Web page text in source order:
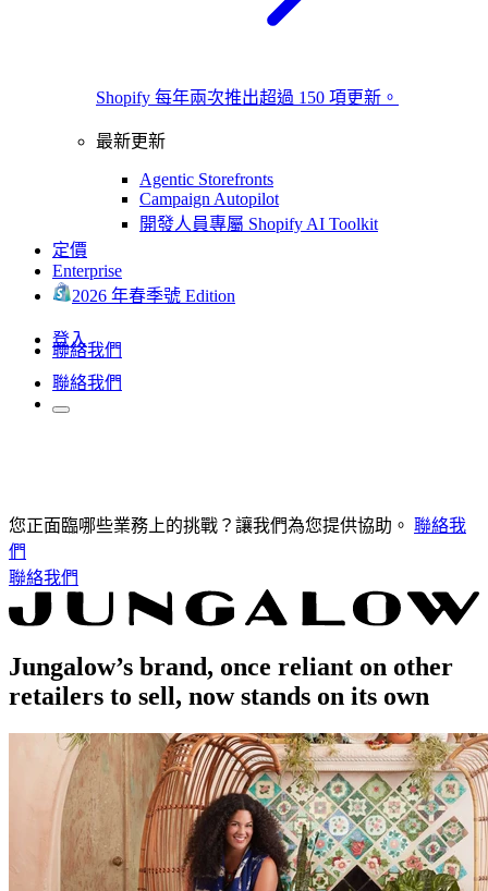
Shopify 每年兩次推出超過 150 項更新。
最新更新
Agentic Storefronts
Campaign Autopilot
開發人員專屬 Shopify AI Toolkit
定價
Enterprise
2026 年春季號 Edition
登入
聯絡我們
聯絡我們
您正面臨哪些業務上的挑戰？讓我們為您提供協助。 聯絡我
們
聯絡我們
Jungalow’s brand, once reliant on other
retailers to sell, now stands on its own